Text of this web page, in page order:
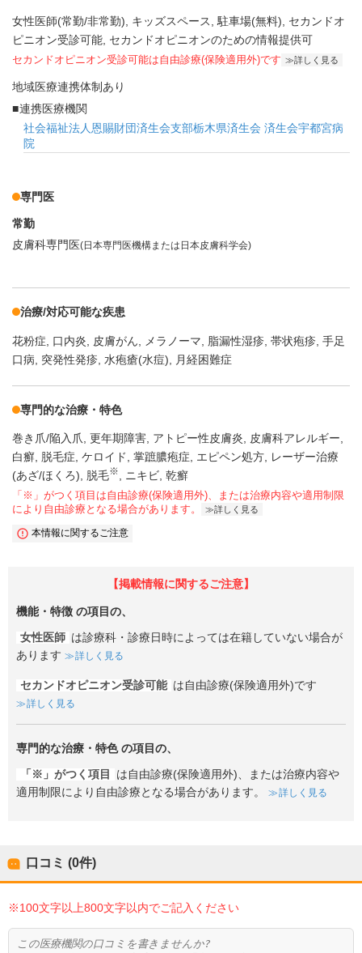
女性医師(常勤/非常勤) キッズスペース 駐車場(無料)
セカンドオ
ピニオン受診可能 セカンドオピニオンのための情報提供可
セカンドオピニオン受診可能は自由診療(保険適用外)です 詳しく見る
地域医療連携体制あり
連携医療機関
社会福祉法人恩賜財団済生会支部栃木県済生会 済生会宇都宮病
院
専門医
常勤
皮膚科専門医(日本専門医機構または日本皮膚科学会)
治療/対応可能な疾患
花粉症 口内炎 皮膚がん メラノーマ 脂漏性湿疹 帯状疱疹 手足
口病
突発性発疹 水疱瘡(水痘) 月経困難症
専門的な治療・特色
巻き爪/陥入爪 更年期障害 アトピー性皮膚炎
皮膚科アレルギー
白癬 脱毛症 ケロイド 掌蹠膿疱症 エピペン処方
レーザー治療
(あざ/ほくろ)
脱毛※ ニキビ 乾癬
「※」がつく項目は自由診療(保険適用外)、または治療内容や適用制限
により自由診療となる場合があります。
詳しく見る
本情報に関するご注意
【掲載情報に関するご注意】
機能・特徴 の項目の、
女性医師 は診療科・診療日時によっては在籍していない場合が
あります
詳しく見る
セカンドオピニオン受診可能 は自由診療(保険適用外)です
詳しく見る
専門的な治療・特色の項目の、
「※」がつく項目
は自由診療(保険適用外)、または治療内容や
適用制限により自由診療となる場合があります。
詳しく見る
口コミ (0件)
※100文字以上800文字以内でご記入ください